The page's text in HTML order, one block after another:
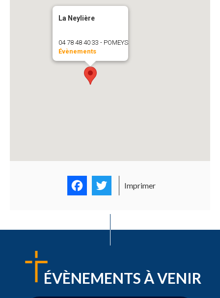
La Neylière
04 78 48 40 33 - POMEYS
Évènements
FacebookTwitter
Imprimer
ÉVÈNEMENTS À VENIR